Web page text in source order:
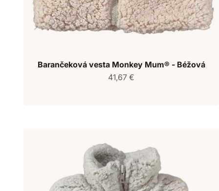
Barančeková vesta Monkey Mum® - Béžová
Predajná cena
41,67 €